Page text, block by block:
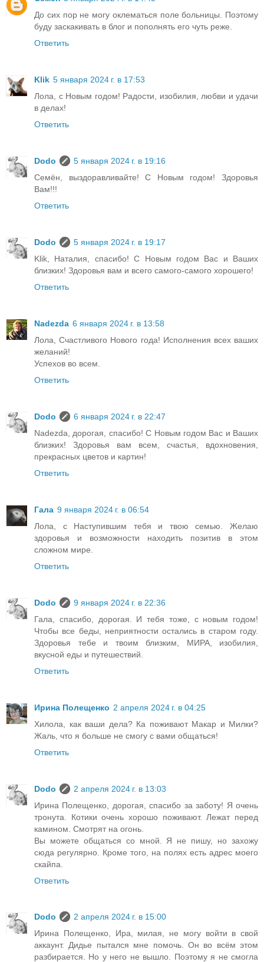
До сих пор не могу оклематься поле больницы. Поэтому
буду заскакивать в блог и пополнять его чуть реже.
Ответить
Klik 5 января 2024 г. в 17:53
Лола, с Новым годом! Радости, изобилия, любви и удачи
в делах!
Ответить
Dodo
5 января 2024 г. в 19:16
Семён, выздоравливайте! С Новым годом! Здоровья
Вам!!!
Ответить
Dodo
5 января 2024 г. в 19:17
Klik, Наталия, спасибо! С Новым годом Вас и Ваших
близких! Здоровья вам и всего самого-самого хорошего!
Ответить
Nadezda 6 января 2024 г. в 13:58
Лола, Счастливого Нового года! Исполнения всех ваших
желаний!
Успехов во всем.
Ответить
Dodo
6 января 2024 г. в 22:47
Nadezda, дорогая, спасибо! С Новым годом Вас и Ваших
близких! Здоровья вам всем, счастья, вдохновения,
прекрасных цветов и картин!
Ответить
Гала 9 января 2024 г. в 06:54
Лола, с Наступившим тебя и твою семью. Желаю
здоровья и возможности находить позитив в этом
сложном мире.
Ответить
Dodo
9 января 2024 г. в 22:36
Гала, спасибо, дорогая. И тебя тоже, с новым годом!
Чтобы все беды, неприятности остались в старом году.
Здоровья тебе и твоим близким, МИРА, изобилия,
вкусной еды и путешествий.
Ответить
Ирина Полещенко 2 апреля 2024 г. в 04:25
Хилола, как ваши дела? Ка поживают Макар и Милки?
Жаль, что я больше не смогу с вами общаться!
Ответить
Dodo
2 апреля 2024 г. в 13:03
Ирина Полещенко, дорогая, спасибо за заботу! Я очень
тронута. Котики очень хорошо поживают. Лежат перед
камином. Смотрят на огонь.
Вы можете общаться со мной. Я не пишу, но захожу
сюда регулярно. Кроме того, на полях есть адрес моего
скайпа.
Ответить
Dodo
2 апреля 2024 г. в 15:00
Ирина Полещенко, Ира, милая, не могу войти в свой
аккаунт. Дидье пытался мне помочь. Он во всём этом
разбирается. Но у него не вышло. Поэтому я не смогла